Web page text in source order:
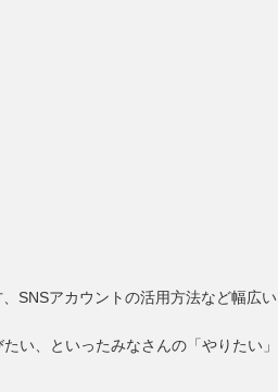
SNSアカウントの活用方法など幅広い
い、といったみなさんの「やりたい」